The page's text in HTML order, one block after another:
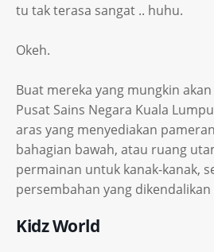
tu tak terasa sangat .. huhu.
Okeh.
Buat mereka yang mungkin
Pusat Sains Negara Kuala
aras yang menyediakan
bahagian bawah, atau ruang
permainan untuk kanak-kanak,
persembahan yang dikendalikan
Kidz World